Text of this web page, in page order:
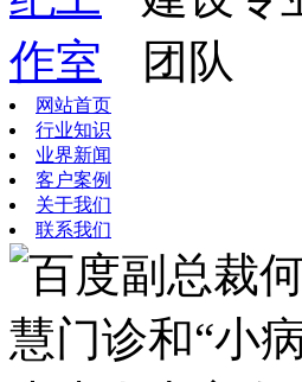
网站首页
行业知识
业界新闻
客户案例
关于我们
联系我们